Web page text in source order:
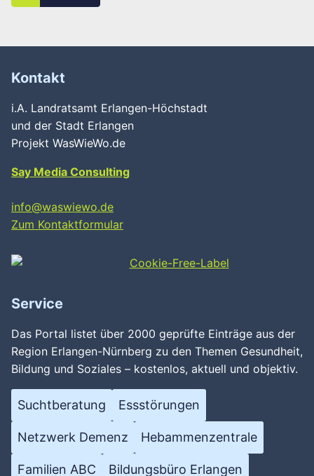
Kontakt
i.A. Landratsamt Erlangen-Höchstadt
und der Stadt Erlangen
Projekt WasWieWo.de
Say Media Consulting
info@waswiewo.de
Zum Kontaktformular
Service
Das Portal listet über 2000 geprüfte Einträge aus der
Region Erlangen-Nürnberg zu den Themen Gesundheit,
Bildung und Soziales – kostenlos, aktuell und objektiv.
Suchtberatung Essstörungen
Netzwerk Demenz Hebammenzentrale
Familien ABC Bildungsbüro Erlangen